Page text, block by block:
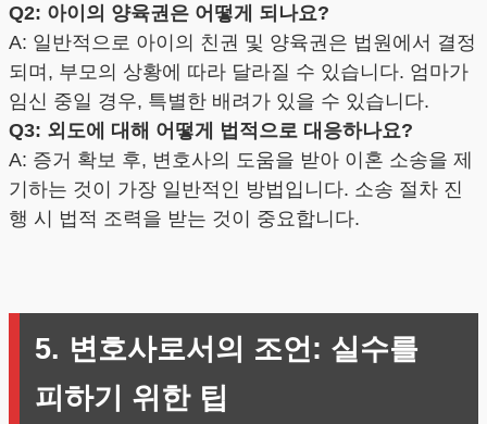
Q2: 아이의 양육권은 어떻게 되나요?
A: 일반적으로 아이의 친권 및 양육권은 법원에서 결정
되며, 부모의 상황에 따라 달라질 수 있습니다. 엄마가
임신 중일 경우, 특별한 배려가 있을 수 있습니다.
Q3: 외도에 대해 어떻게 법적으로 대응하나요?
A: 증거 확보 후, 변호사의 도움을 받아 이혼 소송을 제
기하는 것이 가장 일반적인 방법입니다. 소송 절차 진
행 시 법적 조력을 받는 것이 중요합니다.
5. 변호사로서의 조언: 실수를
피하기 위한 팁